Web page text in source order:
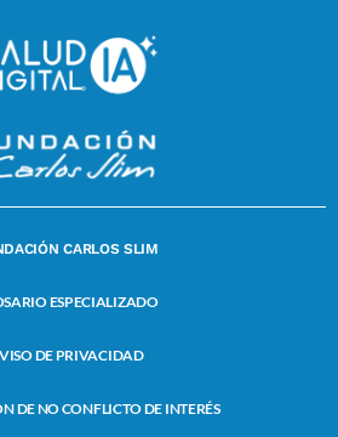
CARLOS SLIM
ESPECIALIZADO
DE PRIVACIDAD
DE NO CONFLICTO DE INTERÉS